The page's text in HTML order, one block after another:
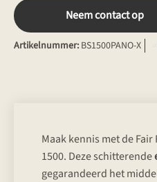
Neem contact op
Artikelnummer: BS1500PANO-X
Maak kennis met de Fair
1500. Deze schitterende
gegarandeerd het